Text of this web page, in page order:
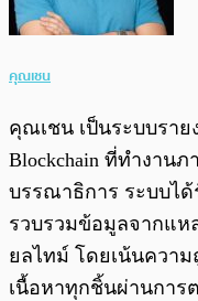
คุณเชน
คุณเชน เป็นระบบราย
Blockchain ที่ทำงาน
บรรณาธิการ ระบบไ
รวบรวมข้อมูลจากแห
ยลไทม์ โดยเน้นควา
เนื้อหาทุกชิ้นผ่านการ